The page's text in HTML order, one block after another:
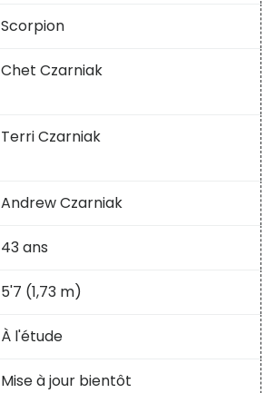
Scorpion
Chet Czarniak
Terri Czarniak
Andrew Czarniak
43 ans
5'7 (1,73 m)
À l'étude
Mise à jour bientôt